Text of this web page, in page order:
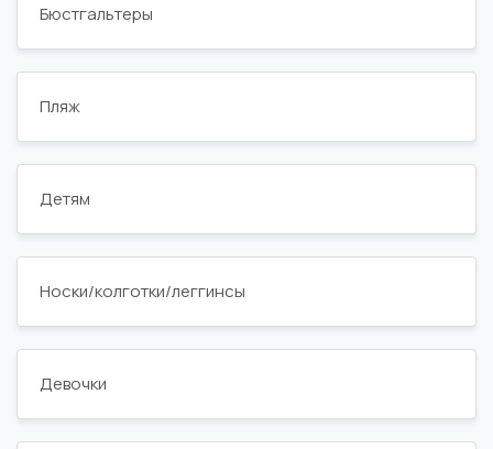
Бюстгальтеры
Пляж
Детям
Носки/колготки/леггинсы
Девочки